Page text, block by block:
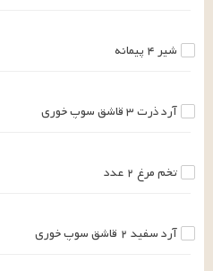
شیر ۴ پیمانه
آرد ذرت۳قاشق سوپ خوری
تخم مرغ ۲ عدد
آرد سفید ۲ قاشق سوپ خوری